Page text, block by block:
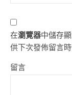
在瀏覽器中儲存
供下次發佈留言時
留言